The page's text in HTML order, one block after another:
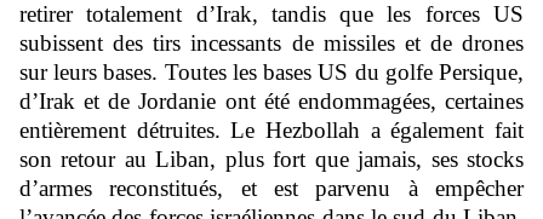
retirer totalement d’Irak, tandis que les forces US
subissent des tirs incessants de missiles et de drones
sur leurs bases. Toutes les bases US du golfe Persique,
d’Irak et de Jordanie ont été endommagées, certaines
entièrement détruites. Le Hezbollah a également fait
son retour au Liban, plus fort que jamais, ses stocks
d’armes reconstitués, et est parvenu à empêcher